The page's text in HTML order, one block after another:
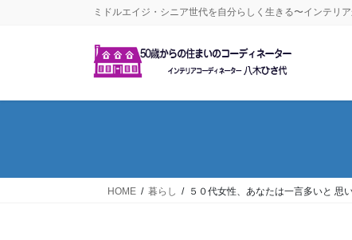
へ
プ
ョ
動
ミドルエイジ・シニア世代を自分らしく生きる〜インテリ
HOME 暮らし ５０代女性、あなたは一言多いと 思